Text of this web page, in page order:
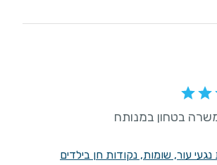
בטחון במנותח
עור, שומות, נקודות חן בילדים